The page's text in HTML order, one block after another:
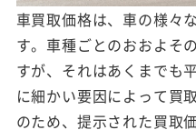
車買取価格は、車の様々
す。車種ごとのおおよそ
すが、それはあくまでも
に細かい要因によって買
のため、提示された買取